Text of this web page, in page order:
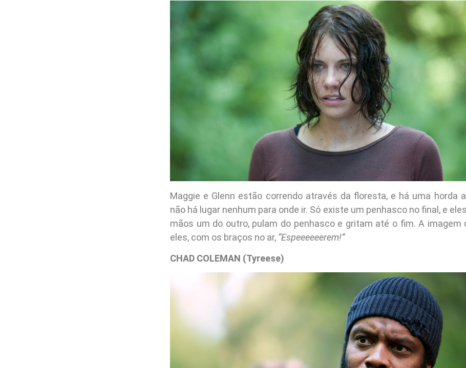
Maggie e Glenn estão correndo através da floresta, e há uma horda
não há lugar nenhum para onde ir. Só existe um penhasco no final, e
mãos um do outro, pulam do penhasco e gritam até o fim. A imagem
eles, com os braços no ar, “Espeeeeeerem!”
CHAD COLEMAN (Tyreese)